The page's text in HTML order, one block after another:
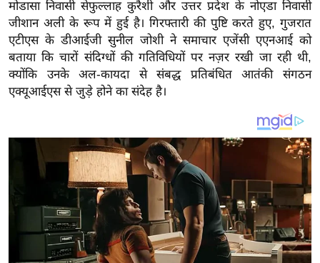
ट
खे
ल
क्रि
के
0
मोडासा निवासी सेफुल्लाह कुरैशी और उत्तर प्रदेश के नोएडा निवासी
जीशान अली के रूप में हुई है। गिरफ्तारी की पुष्टि करते हुए, गुजरात
एटीएस के डीआईजी सुनील जोशी ने समाचार एजेंसी एएनआई को
बताया कि चारों संदिग्धों की गतिविधियों पर नज़र रखी जा रही थी,
क्योंकि उनके अल-कायदा से संबद्ध प्रतिबंधित आतंकी संगठन
एक्यूआईएस से जुड़े होने का संदेह है।